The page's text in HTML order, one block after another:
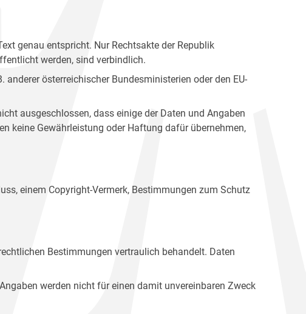
genau entspricht. Nur Rechtsakte der Republik
werden, sind verbindlich.
österreichischer Bundesministerien oder den EU-
ausgeschlossen, dass einige der Daten und Angaben
keine Gewährleistung oder Haftung dafür übernehmen,
einem Copyright-Vermerk, Bestimmungen zum Schutz
Bestimmungen vertraulich behandelt. Daten
werden nicht für einen damit unvereinbaren Zweck